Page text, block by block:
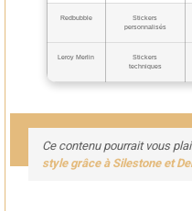
Redbubble
Stickers
personnalisés
Leroy Merlin
Stickers
techniques
Ce contenu pourrait vous
style grâce à Silestone et